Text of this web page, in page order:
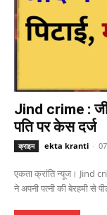
Jind crime :
पति पर केस दर्ज
क्राइम ekta kranti -
एकता क्रांति न्यूज। Jind
ने अपनी पत्नी की बेरहमी से